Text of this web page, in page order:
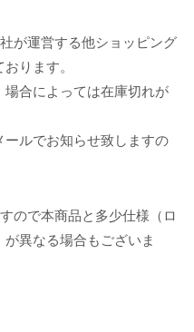
が運営する他ショッピング
ります。
合によっては在庫切れが
ルでお知らせ致しますの
ので本商品と多少仕様（ロ
異なる場合もございま